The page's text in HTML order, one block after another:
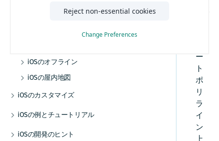
リファレンス
カスタムレイヤーのスタイル式リファレ
トラックをナビゲートする
オフラインのルート検索機能
よく寄せられる質問
HERE Style Editorを使用してスタイルを作成
カスタムレイヤーを追加する
カスタム レイヤーのスタイル テクニック
カスタムレイヤーのスタイル式リファレ
その他の交通機能
iOSのポジショニング
ポジショニングを最適化する
GPXレコーディングアプリを作成する
ナビゲーションの使用を開始する
音声ガイダンスを追加する
レーンアシスタンスを取得する
車両前方の地図情報
iOSのオフライン
オフラインマップの使用を開始する
代替オプション
オフライン検索機能
iOSの屋内地図
iOSのカスタマイズ
iOSの例とチュートリアル
iOSの開発のヒント
ー
ト
ポ
リ
ラ
イ
ン
上
Reject non-essential cookies
Change Preferences